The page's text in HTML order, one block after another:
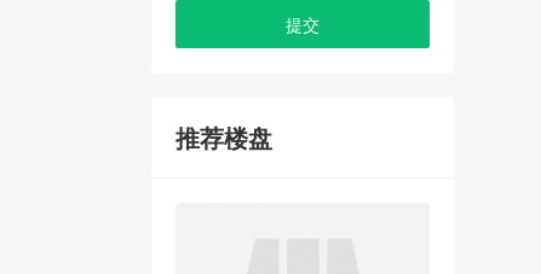
推荐楼盘